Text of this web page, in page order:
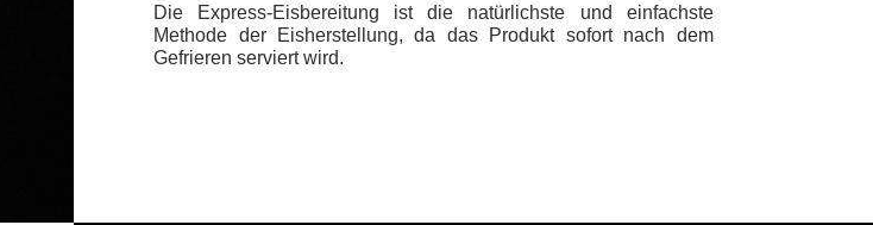
Die Express-Eisbereitung ist die natürlichste und einfachste
Methode der Eisherstellung, da das Produkt sofort nach dem
Gefrieren serviert wird.